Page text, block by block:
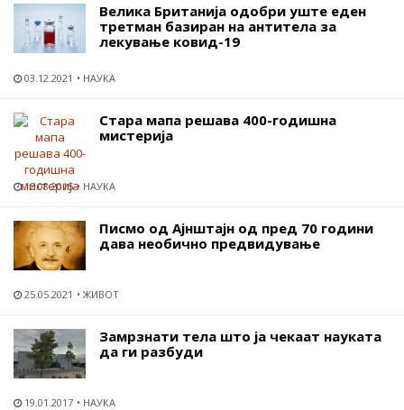
Велика Британија одобри уште еден
третман базиран на антитела за
лекување ковид-19
03.12.2021 НАУКА
Стара мапа решава 400-годишна
мистерија
15.08.2015 НАУКА
Писмо од Ајнштајн од пред 70 години
дава необично предвидување
25.05.2021 ЖИВОТ
Замрзнати тела што ја чекаат науката
да ги разбуди
19.01.2017 НАУКА